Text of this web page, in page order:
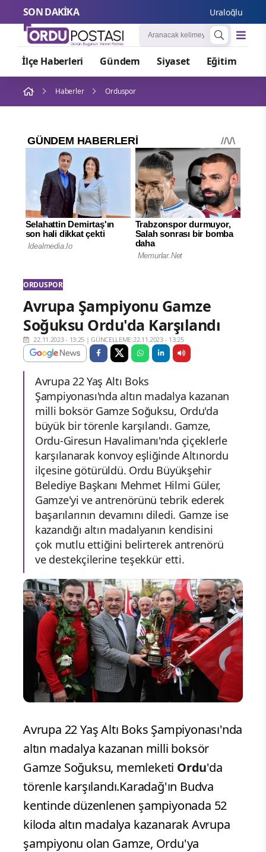
SON DAKİKA Uraloğlu:
İlçe Haberleri Gündem Siyaset Eğitim
Haberler Orduspor
ORDUSPOR
Avrupa Şampiyonu Gamze
Soğuksu Ordu'da Karşılandı
22.11.2023 - 13:25 |GÜNCELLEME:22.11.2023 - 13:25
Avrupa 22 Yaş Altı Boks
Şampiyonası'nda altın madalya kazanan
milli boksör Gamze Soğuksu, Ordu'da
büyük bir törenle karşılandı. Gamze,
Ordu-Giresun Havalimanı'nda çiçeklerle
karşılanarak konvoy eşliğinde Altınordu
ilçesine götürüldü. Ordu Büyükşehir
Belediye Başkanı Mehmet Hilmi Güler,
Gamze'yi ve antrenörünü tebrik ederek
başarılarının devamını diledi. Gamze ise
kazandığı altın madalyanın kendisini
çok mutlu ettiğini belirterek antrenörü
ve destekçilerine teşekkür etti.
Avrupa 22 Yaş Altı Boks Şampiyonası'nda
altın madalya kazanan milli boksör
Gamze Soğuksu, memleketi Ordu'da
törenle karşılandı.Karadağ'ın Budva
kentinde düzenlenen şampiyonada 52
kiloda altın madalya kazanarak Avrupa
şampiyonu olan Gamze, Ordu'ya